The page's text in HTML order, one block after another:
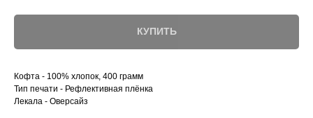
КУПИТЬ
Кофта - 100% хлопок, 400 грамм
Тип печати - Рефлективная плёнка
Лекала - Оверсайз